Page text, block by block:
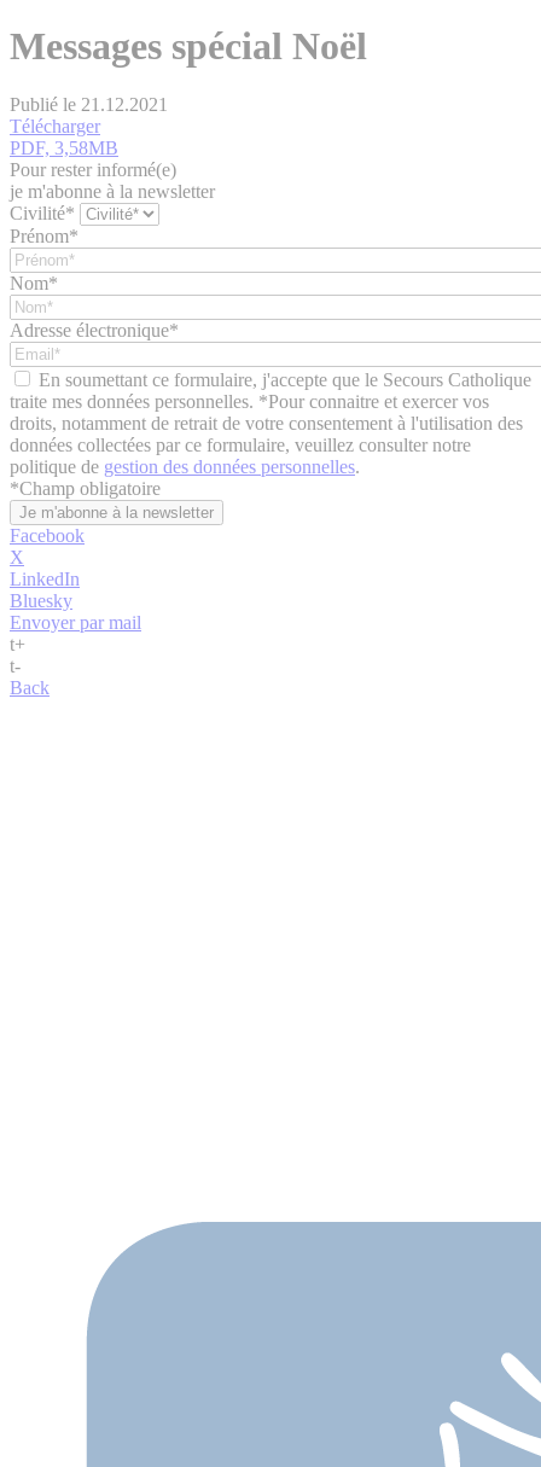
Messages spécial Noël
Publié le 21.12.2021
Télécharger
PDF, 3,58MB
Pour rester informé(e)
je m'abonne à la newsletter
Civilité*
Prénom*
Nom*
Adresse électronique*
En soumettant ce formulaire, j'accepte que le Secours Catholique
traite mes données personnelles. *Pour connaitre et exercer vos
droits, notamment de retrait de votre consentement à l'utilisation des
données collectées par ce formulaire, veuillez consulter notre
politique de gestion des données personnelles.
*Champ obligatoire
Facebook
X
LinkedIn
Bluesky
Envoyer par mail
t+
t-
Back